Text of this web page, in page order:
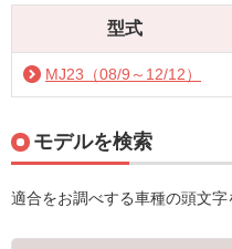
型式
MJ23（08/9～12/12）
モデルを検索
適合をお調べする車種の頭文字